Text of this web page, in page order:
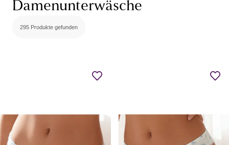
Damenunterwäsche
295 Produkte gefunden